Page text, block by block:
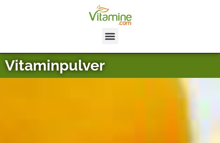
Vitaminpulver